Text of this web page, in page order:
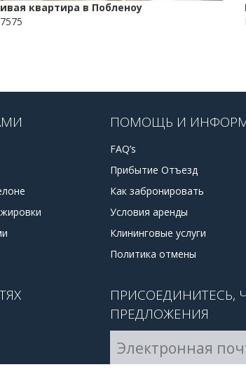
квартира в Побленоу
ПОМОЩЬ И
FAQ’s
Прибытие Отъезд
Как забронировать
Условия аренды
Клининговые услуги
Политика отмены
ПРИСОЕДИНИТЕСЬ,
ПРЕДЛОЖЕНИЯ